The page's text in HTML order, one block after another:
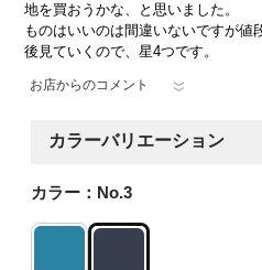
地を買おうかな、と思いました。
ものはいいのは間違いないですが値
後見ていくので、星4つです。
お店からのコメント
カラーバリエーション
カラー：No.3